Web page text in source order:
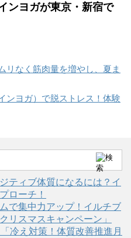
ンヨガが東京・新宿で
リなく筋肉量を増やし、夏ま
ンヨガ）で脱ストレス！体験
ティブ体質になるには？イ
ローチ！
で集中力アップ！イルチブ
リスマスキャンペーン」
冷え対策！体質改善推進月